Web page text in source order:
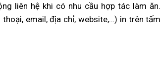
liên hệ khi có nhu cầu hợp tác làm ăn.
email, địa chỉ, website,…) in trên tấm